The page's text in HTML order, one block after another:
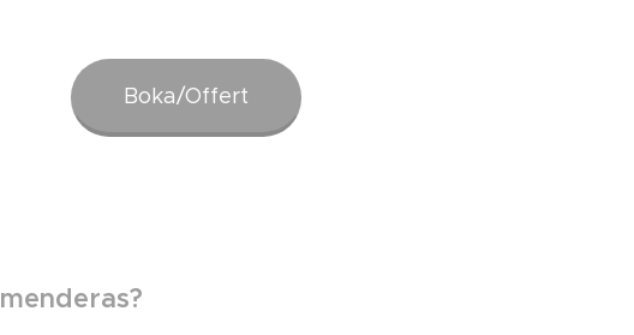
Boka/Offert